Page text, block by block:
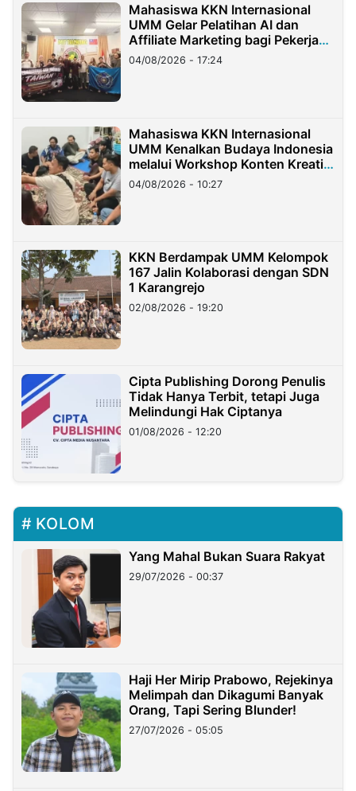
Mahasiswa KKN Internasional
UMM Gelar Pelatihan AI dan
Affiliate Marketing bagi Pekerja
Migran Indonesia di Taiwan
04/08/2026 - 17:24
Mahasiswa KKN Internasional
UMM Kenalkan Budaya Indonesia
melalui Workshop Konten Kreatif
di Taiwan
04/08/2026 - 10:27
KKN Berdampak UMM Kelompok
167 Jalin Kolaborasi dengan SDN
1 Karangrejo
02/08/2026 - 19:20
Cipta Publishing Dorong Penulis
Tidak Hanya Terbit, tetapi Juga
Melindungi Hak Ciptanya
01/08/2026 - 12:20
KOLOM
Yang Mahal Bukan Suara Rakyat
29/07/2026 - 00:37
Haji Her Mirip Prabowo, Rejekinya
Melimpah dan Dikagumi Banyak
Orang, Tapi Sering Blunder!
27/07/2026 - 05:05